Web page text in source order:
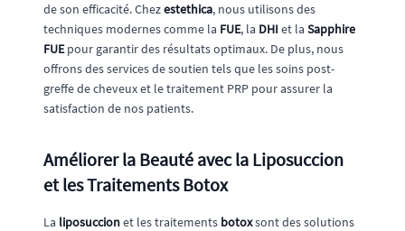
de son efficacité. Chezestethica, nous utilisons des
techniques modernes comme la FUE, la DHI et la Sapphire
FUEpour garantir des résultats optimaux. De plus, nous
offrons des services de soutien tels que les soins post-
greffe de cheveux et le traitement PRP pour assurer la
satisfaction de nos patients.
Améliorer la Beauté avec la Liposuccion
et les Traitements Botox
La liposuccionet les traitements botoxsont des solutions